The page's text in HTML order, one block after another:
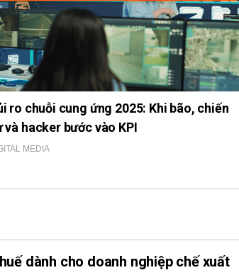
ro chuỗi cung ứng 2025: Khi bão, chiến
và hacker bước vào KPI
MEDIA
dành cho doanh nghiệp chế xuất